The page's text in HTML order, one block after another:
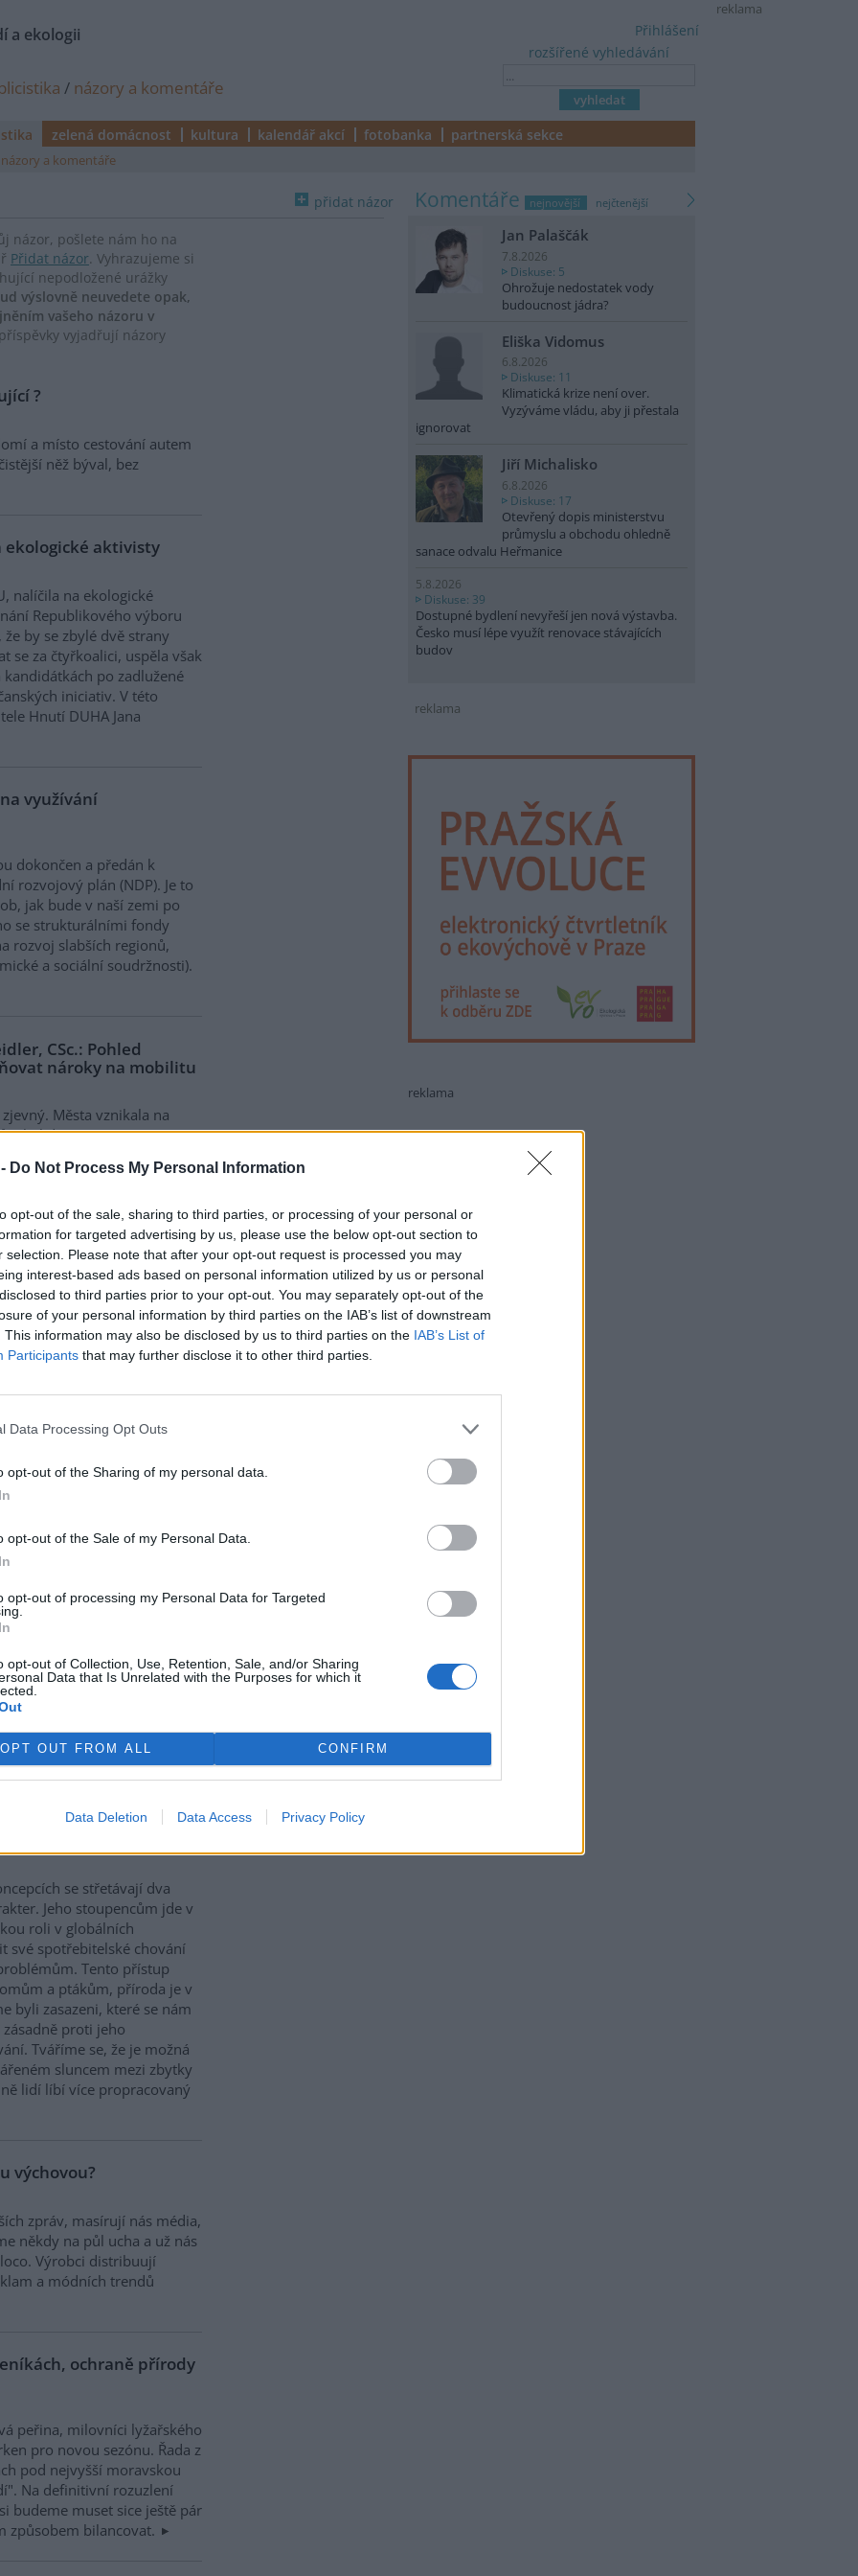
Do Not Process My Personal Information
opt-out of the sale, sharing to third parties, or processing of your personal or
for targeted advertising by us, please use the below opt-out section to
selection. Please note that after your opt-out request is processed you may
interest-based ads based on personal information utilized by us or personal
to third parties prior to your opt-out. You may separately opt-out of the
of your personal information by third parties on the IAB’s list of downstream
This information may also be disclosed by us to third parties on the IAB’s List of
Participants that may further disclose it to other third parties.
Data Processing Opt Outs
opt-out of the Sharing of my personal data.
opt-out of the Sale of my Personal Data.
opt-out of processing my Personal Data for Targeted
opt-out of Collection, Use, Retention, Sale, and/or Sharing
Data that Is Unrelated with the Purposes for which it
OPT OUT FROM ALL CONFIRM
Data Deletion Data Access Privacy Policy
reklama
a ekologii
/ názory a komentáře
rozšířené vyhledávání
Přihlášení
zelená domácnost kultura kalendář akcí fotobanka partnerská sekce
názory a komentáře
přidat názor
názor, pošlete nám ho na
Přidat názor. Vyhrazujeme si
nepodložené urážky
výslovně neuvedete opak,
vašeho názoru v
vyjadřují názory
?
a místo cestování autem
něž býval, bez
ekologické aktivisty
nalíčila na ekologické
Republikového výboru
by se zbylé dvě strany
se za čtyřkoalici, uspěla však
po zadlužené
iniciativ. V této
Hnutí DUHA Jana
využívání
dokončen a předán k
rozvojový plán (NDP). Je to
jak bude v naší zemi po
se strukturálními fondy
rozvoj slabších regionů,
a sociální soudržnosti).
CSc.: Pohled
nároky na mobilitu
Města vznikala na
byl determinován
dopravy. Pokud chceme
jak měst, tak dopravy,
vypadat v budoucnosti.
a jaké požadavky budou
dopravu?
z politického nátlaku
je nešťastný ze stavu české
pořad ve
nevyrovnaný,
lži“. Proto neváhal a
spolu s gratulací
pořad. „Do veřejnoprávní
nechal se slyšet pan
pod stromečkem
sběru, přepravy,
odpadu. Statutární
– odbor ekonomický. V
565/1990 o místních
daní a poplatků i vedoucí
něco podobného
my všichni. Dáreček.
a plus odpady – daně z
výchově
se střetávají dva
Jeho stoupencům jde v
roli v globálních
své spotřebitelské chování
Tento přístup
a ptákům, příroda je v
byli zasazeni, které se nám
proti jeho
Tváříme se, že je možná
sluncem mezi zbytky
lidí líbí více propracovaný
výchovou?
zpráv, masírují nás média,
někdy na půl ucha a už nás
Výrobci distribuují
a módních trendů
ochraně přírody
peřina, milovníci lyžařského
pro novou sezónu. Řada z
pod nejvyšší moravskou
Na definitivní rozuzlení
budeme muset sice ještě pár
způsobem bilancovat.
komentáře nejnovější nejčtenější
Jan Palaščák
7.8.2026
Diskuse: 5
Ohrožuje nedostatek vody
budoucnost jádra?
Eliška Vidomus
6.8.2026
Diskuse: 11
Klimatická krize není over.
Vyzýváme vládu, aby ji přestala
ignorovat
Jiří Michalisko
6.8.2026
Diskuse: 17
Otevřený dopis ministerstvu
průmyslu a obchodu ohledně
sanace odvalu Heřmanice
5.8.2026
Diskuse: 39
Dostupné bydlení nevyřeší jen nová výstavba.
Česko musí lépe využít renovace stávajících
budov
reklama
reklama